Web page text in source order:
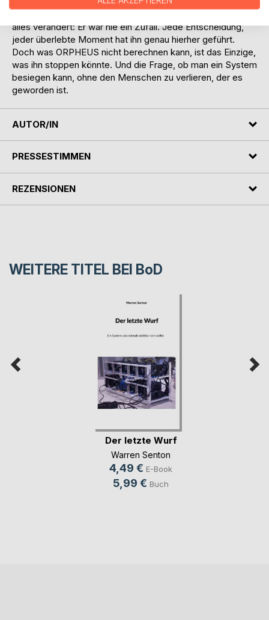
alles verändert: Er war nie ein Zufall. Jede Entscheidung,
jeder überlebte Moment hat ihn genau hierher geführt.
Doch was ORPHEUS nicht berechnen kann, ist das Einzige,
was ihn stoppen könnte. Und die Frage, ob man ein System
besiegen kann, ohne den Menschen zu verlieren, der es
geworden ist.
AUTOR/IN
PRESSESTIMMEN
REZENSIONEN
WEITERE TITEL BEI BoD
Der letzte Wurf
Warren Senton
4,49 € E-Book
5,99 € Buch